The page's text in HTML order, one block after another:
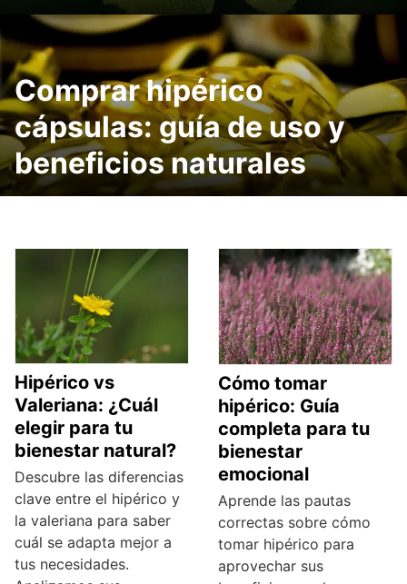
Comprar hipérico
cápsulas: guía de uso y
beneficios naturales
Hipérico vs
Valeriana: ¿Cuál
elegir para tu
bienestar natural?
Descubre las diferencias
clave entre el hipérico y
la valeriana para saber
cuál se adapta mejor a
tus necesidades.
Cómo tomar
hipérico: Guía
completa para tu
bienestar
emocional
Aprende las pautas
correctas sobre cómo
tomar hipérico para
aprovechar sus